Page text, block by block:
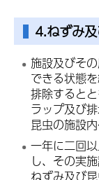
4.ねずみ
施設及びそ
できる状態
排除すると
ラップ及び
昆虫の施設
一年に二回
し、その実
ねずみ及び